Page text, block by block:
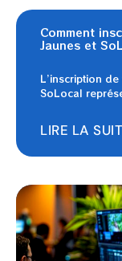
Comment
Jaunes et
L’inscription
SoLocal
LIRE LA